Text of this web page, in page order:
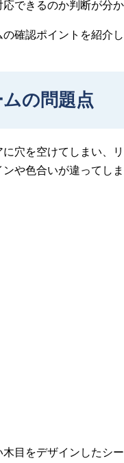
できるのか判断が分か
確認ポイントを紹介し
の問題点
穴を空けてしまい、
や色合いが違ってし
目をデザインしたシ